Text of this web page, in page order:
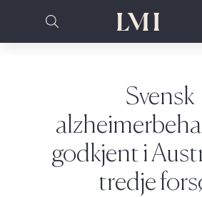
Svensk
godkjent i
tredje